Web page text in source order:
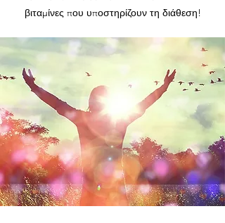
βιταμίνες που υποστηρίζουν τη διάθεση!